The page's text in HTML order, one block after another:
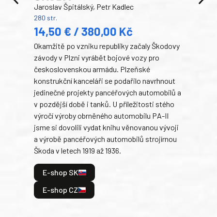
Jaroslav Špitálský, Petr Kadlec
280 str.
14,50 € / 380,00 Kč
Okamžitě po vzniku republiky začaly Škodovy
závody v Plzni vyrábět bojové vozy pro
československou armádu. Plzeňské
konstrukční kanceláři se podařilo navrhnout
jedinečné projekty pancéřových automobilů a
v pozdější době i tanků. U příležitosti stého
výročí výroby obrněného automobilu PA-II
jsme si dovolili vydat knihu věnovanou vývoji
a výrobě pancéřových automobilů strojírnou
Škoda v letech 1919 až 1936.
E-shop SK
E-shop CZ